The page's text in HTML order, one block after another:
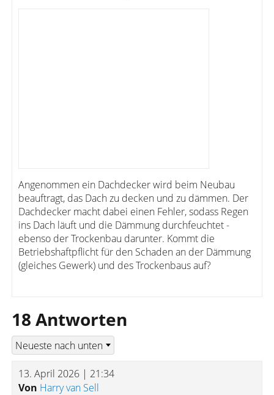
Angenommen ein Dachdecker wird beim Neubau
beauftragt, das Dach zu decken und zu dämmen. Der
Dachdecker macht dabei einen Fehler, sodass Regen
ins Dach läuft und die Dämmung durchfeuchtet -
ebenso der Trockenbau darunter. Kommt die
Betriebshaftpflicht für den Schaden an der Dämmung
(gleiches Gewerk) und des Trockenbaus auf?
18 Antworten
13. April 2026 | 21:34
Von Harry van Sell